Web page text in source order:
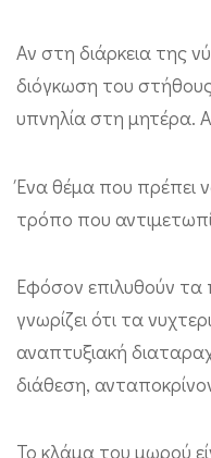
Αν στη διάρκεια της
διόγκωση του
υπνηλία στη μητέρα.
Ένα θέμα που πρέπει
τρόπο που
Εφόσον επιλυθούν τα
γνωρίζει ότι τα
αναπτυξιακή
διάθεση,
Το κλάμα του μωρού